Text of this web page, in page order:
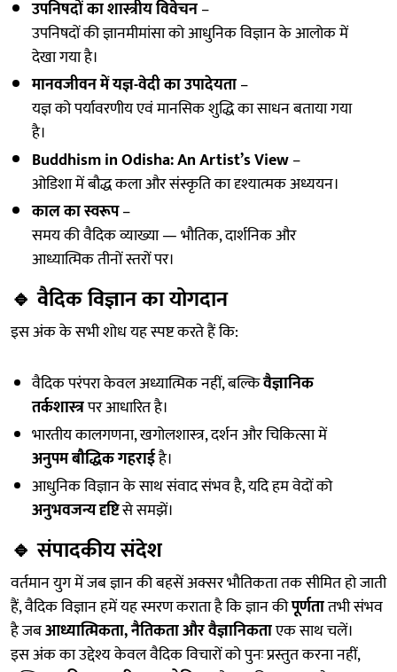
उपनिषदों का शास्त्रीय विवेचन–
उपनिषदों की ज्ञानमीमांसा को आधुनिक विज्ञान के आलोक में
देखा गया है।
मानवजीवन में यज्ञ-वेदी का उपादेयता–
यज्ञ को पर्यावरणीय एवं मानसिक शुद्धि का साधन बताया गया
है।
Buddhism in Odisha: An Artist’s View–
ओडिशा में बौद्ध कला और संस्कृति का दृश्यात्मक अध्ययन।
काल का स्वरूप–
समय की वैदिक व्याख्या — भौतिक, दार्शनिक और
आध्यात्मिक तीनों स्तरों पर।
🔹वैदिक विज्ञान का योगदान
इस अंक के सभी शोध यह स्पष्ट करते हैं कि:
वैदिक परंपरा केवल अध्यात्मिक नहीं, बल्किवैज्ञानिक
तर्कशास्त्रपर आधारित है।
भारतीय कालगणना, खगोलशास्त्र, दर्शन और चिकित्सा में
अनुपम बौद्धिक गहराईहै।
आधुनिक विज्ञान के साथ संवाद संभव है, यदि हम वेदों को
अनुभवजन्य दृष्टिसे समझें।
🔹संपादकीय संदेश
वर्तमान युग में जब ज्ञान की बहसें अक्सर भौतिकता तक सीमित हो जाती
हैं, वैदिक विज्ञान हमें यह स्मरण कराता है कि ज्ञान कीपूर्णतातभी संभव
है जबआध्यात्मिकता, नैतिकता और वैज्ञानिकताएक साथ चलें।
इस अंक का उद्देश्य केवल वैदिक विचारों को पुनः प्रस्तुत करना नहीं,